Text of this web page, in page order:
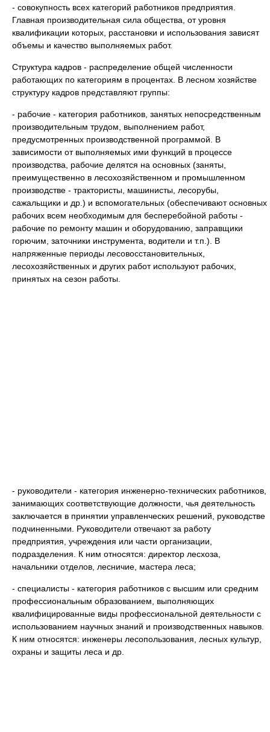
- совокупность всех категорий работников предприятия.
Главная производительная сила общества, от уровня
квалификации которых, расстановки и использования зависят
объемы и качество выполняемых работ.
Структура кадров - распределение общей численности
работающих по категориям в процентах. В лесном хозяйстве
структуру кадров представляют группы:
- рабочие - категория работников, занятых непосредственным
производительным трудом, выполнением работ,
предусмотренных производственной программой. В
зависимости от выполняемых ими функций в процессе
производства, рабочие делятся на основных (заняты,
преимущественно в лесохозяйственном и промышленном
производстве - трактористы, машинисты, лесорубы,
сажальщики и др.) и вспомогательных (обеспечивают основных
рабочих всем необходимым для бесперебойной работы -
рабочие по ремонту машин и оборудованию, заправщики
горючим, заточники инструмента, водители и т.п.). В
напряженные периоды лесовосстановительных,
лесохозяйственных и других работ используют рабочих,
принятых на сезон работы.
- руководители - категория инженерно-технических работников,
занимающих соответствующие должности, чья деятельность
заключается в принятии управленческих решений, руководстве
подчиненными. Руководители отвечают за работу
предприятия, учреждения или части организации,
подразделения. К ним относятся: директор лесхоза,
начальники отделов, лесничие, мастера леса;
- специалисты - категория работников с высшим или средним
профессиональным образованием, выполняющих
квалифицированные виды профессиональной деятельности с
использованием научных знаний и производственных навыков.
К ним относятся: инженеры лесопользования, лесных культур,
охраны и защиты леса и др.